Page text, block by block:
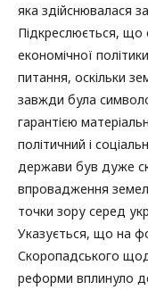
яка здійснювалася
Підкреслюється, що
економічної
питання, оскільки
завжди була
гарантією
політичний і
держави був дуже
впровадження
точки зору серед
Указується, що на
Скоропадського
реформи вплинуло